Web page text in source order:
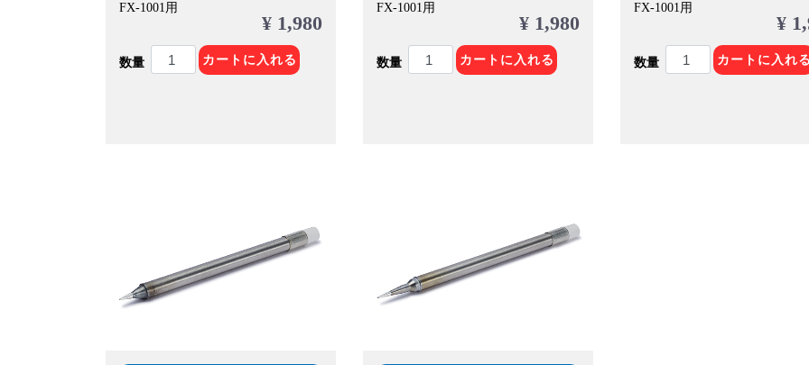
FX-1001用
¥ 1,980
数量 カートに入れる
FX-1001用
¥ 1,980
数量 カートに入れる
FX-1001用
¥
数量 カートに入れ